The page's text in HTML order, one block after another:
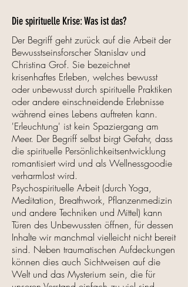
Die spirituelle Krise: Was ist das?
Der Begriff geht zurück auf die Arbeit der
Bewusstseinsforscher Stanislav und
Christina Grof. Sie bezeichnet
krisenhaftes Erleben, welches bewusst
oder unbewusst durch spirituelle Praktiken
oder andere einschneidende Erlebnisse
während eines Lebens auftreten kann.
'Erleuchtung' ist kein Spaziergang am
Meer. Der Begriff selbst birgt Gefahr, dass
die spirituelle Persönlichkeitsentwicklung
romantisiert wird und als Wellnessgoodie
verharmlost wird.
Psychospirituelle Arbeit (durch Yoga,
Meditation, Breathwork, Pflanzenmedizin
und andere Techniken und Mittel) kann
Türen des Unbewussten öffnen, für dessen
Inhalte wir manchmal vielleicht nicht bereit
sind. Neben traumatischen Aufdeckungen
können dies auch Sichtweisen auf die
Welt und das Mysterium sein, die für